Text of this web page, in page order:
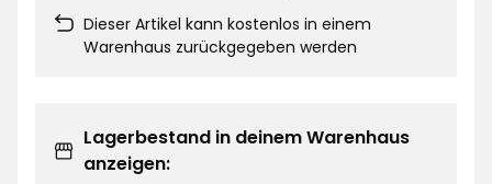
Dieser Artikel kann kostenlos in einem
Warenhaus zurückgegeben werden
Lagerbestand in deinem Warenhaus
anzeigen: